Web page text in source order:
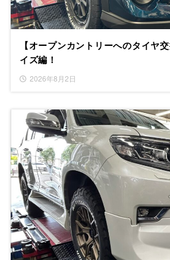
【オープンカントリーへのタイヤ
イズ編！
2026年8月2日